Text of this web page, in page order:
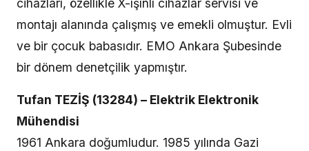
cihazları, özellikle X-ışınlı cihazlar servisi ve
montajı alanında çalışmış ve emekli olmuştur. Evli
ve bir çocuk babasıdır. EMO Ankara Şubesinde
bir dönem denetçilik yapmıştır.
Tufan TEZİŞ (13284) – Elektrik Elektronik
Mühendisi
1961 Ankara doğumludur. 1985 yılında Gazi